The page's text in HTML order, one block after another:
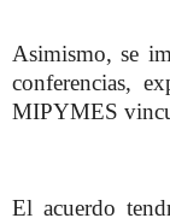
Asimismo, se
conferencias,
MIPYMES
El acuerdo